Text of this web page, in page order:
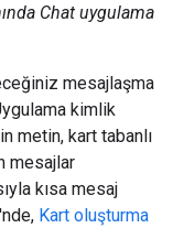
Chat uygulama
mesajlaşma
kimlik
metin, kart tabanlı
mesajlar
kısa mesaj
'nde, Kart oluşturma